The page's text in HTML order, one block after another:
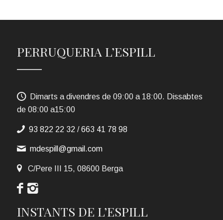
PERRUQUERIA L’ESPILL
Dimarts a divendres de 09:00 a 18:00. Dissabtes
de 08:00 a15:00
93 822 22 32 /663 41 78 98
mdespill@gmail.com
C/Pere III 15, 08600 Berga
INSTANTS DE L’ESPILL